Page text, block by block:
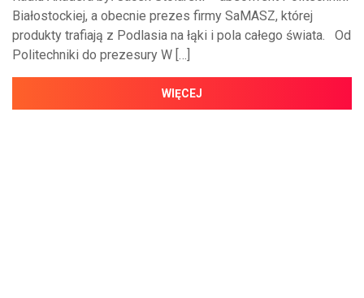
Białostockiej, a obecnie prezes firmy SaMASZ, której
produkty trafiają z Podlasia na łąki i pola całego świata. Od
Politechniki do prezesury W […]
WIĘCEJ